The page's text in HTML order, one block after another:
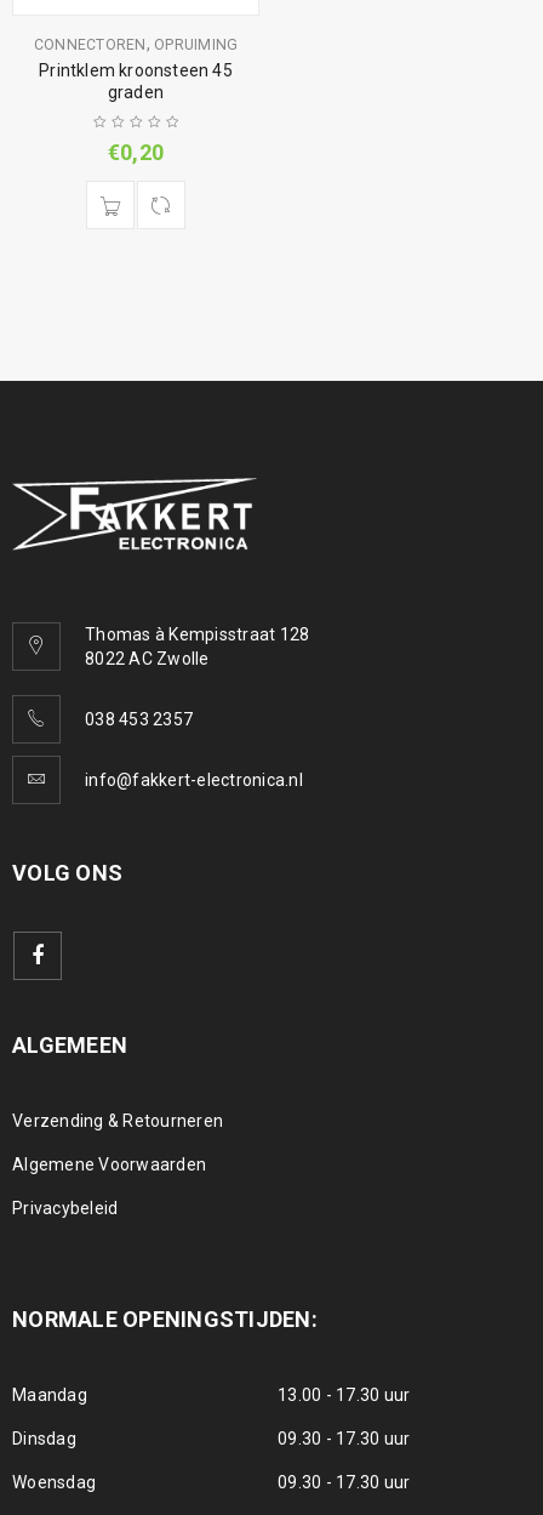
CONNECTOREN , OPRUIMING
Printklem kroonsteen 45
graden
€0,20
Thomas à Kempisstraat 128
8022 AC Zwolle
038 453 2357
info@fakkert-electronica.nl
VOLG ONS
ALGEMEEN
Verzending & Retourneren
Algemene Voorwaarden
Privacybeleid
NORMALE OPENINGSTIJDEN:
Maandag 13.00 - 17.30 uur
Dinsdag 09.30 - 17.30 uur
Woensdag 09.30 - 17.30 uur